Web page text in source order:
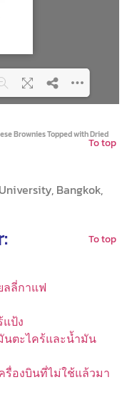
... Brownies Topped with Dried
To top
Bangkok,
To top
ลลี่กาแฟ
ป้ง
นตะไคร้และน้ำมัน
รื่องบินที่ไม่ใช้แล้วมา